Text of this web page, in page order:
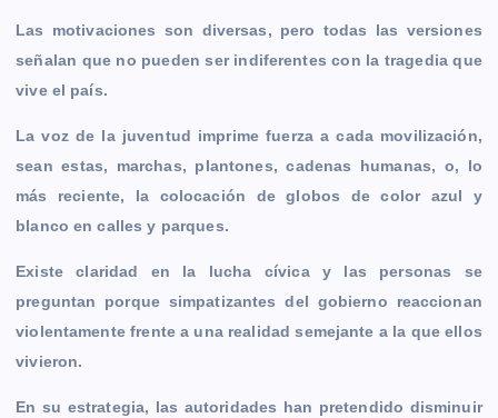
Las motivaciones son diversas, pero todas las versiones
señalan que no pueden ser indiferentes con la tragedia que
vive el país.
La voz de la juventud imprime fuerza a cada movilización,
sean estas, marchas, plantones, cadenas humanas, o, lo
más reciente, la colocación de globos de color azul y
blanco en calles y parques.
Existe claridad en la lucha cívica y las personas se
preguntan porque simpatizantes del gobierno reaccionan
violentamente frente a una realidad semejante a la que ellos
vivieron.
En su estrategia, las autoridades han pretendido disminuir